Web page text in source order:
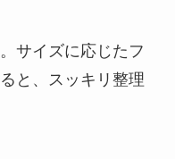
サイズに応じたフ
と、スッキリ整理